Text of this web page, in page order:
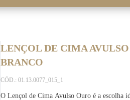
LENÇOL DE CIMA
BRANCO
CÓD.: 01.13.0077_015_1
O Lençol de Cima Avulso Ouro é a escolha